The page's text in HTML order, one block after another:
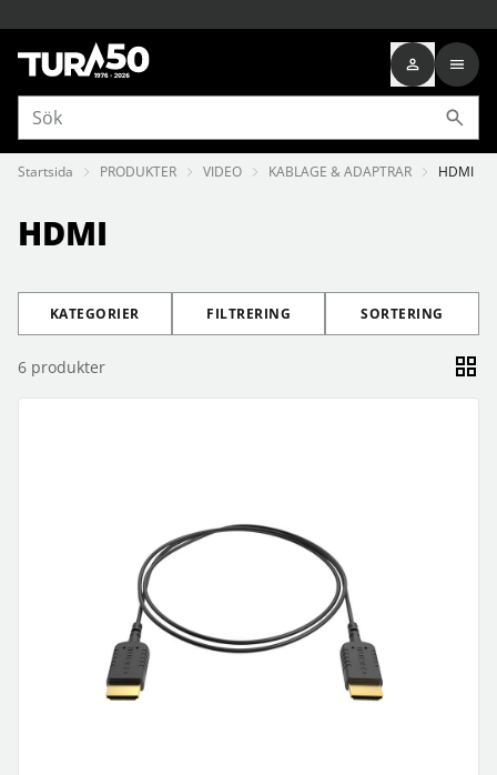
Startsida PRODUKTER VIDEO KABLAGE & ADAPTRAR HDMI
HDMI
KATEGORIER FILTRERING SORTERING
6 produkter